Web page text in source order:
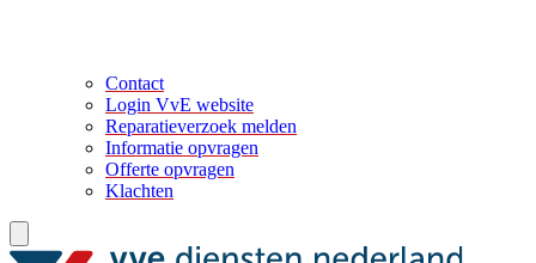
Contact
Login VvE website
Reparatieverzoek melden
Informatie opvragen
Offerte opvragen
Klachten